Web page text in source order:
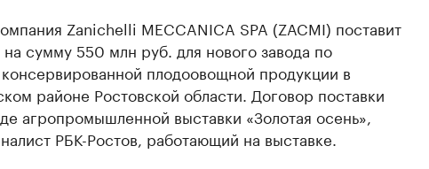
Zanichelli MECCANICA SPA (ZACMI) поставит
сумму 550 млн руб. для нового завода по
плодоовощной продукции в
районе Ростовской области. Договор поставки
агропромышленной выставки «Золотая осень»,
РБК-Ростов, работающий на выставке.